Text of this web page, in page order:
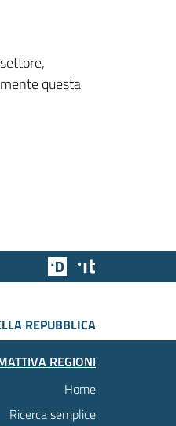
questa
Team Digitale
REPUBBLICA
REGIONI
Home
Ricerca semplice